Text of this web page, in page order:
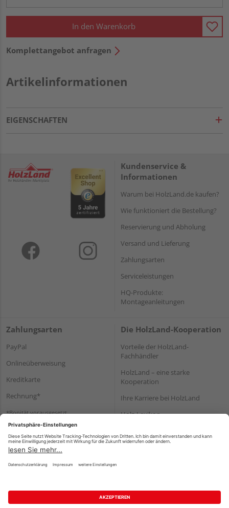
In den Warenkorb
Komplettangebot anfragen
Artikelinformationen
EIGENSCHAFTEN
Kundenservice &
Informationen
Warum bei HolzLand.de kaufen?
Wie funktioniert die Bestellung?
Reservierung und Abholung
Versand und Lieferung
Zahlungsarten
Serviceleistungen
HQ-Produkte:
Montageanleitungen
Zahlungsarten
PayPal
Onlineüberweisung
Kreditkarte
Rechnung*
*Bonität vorausgesetzt
Die HolzLand-Kooperation
Vorteile der HolzLand-
Fachhändler
HolzLand – eine starke
Kooperation
Ihre Karriere bei HolzLand
Holz-Lexikon
Impressum Datenschutz
Nutzungsbedingungen